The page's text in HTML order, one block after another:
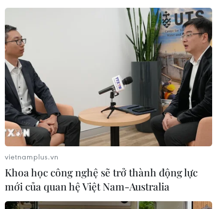
vietnamplus.vn
Khoa học công nghệ sẽ trở thành động lực
mới của quan hệ Việt Nam-Australia